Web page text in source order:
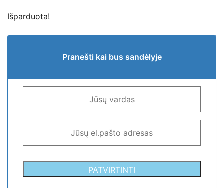
Išparduota!
Pranešti kai bus sandėlyje
PATVIRTINTI